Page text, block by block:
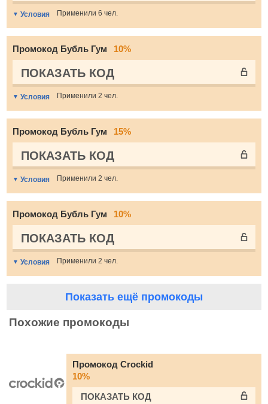
Условия Применили 6 чел.
Промокод Бубль Гум 10%
ПОКАЗАТЬ КОД
Условия Применили 2 чел.
Промокод Бубль Гум 15%
ПОКАЗАТЬ КОД
Условия Применили 2 чел.
Промокод Бубль Гум 10%
ПОКАЗАТЬ КОД
Условия Применили 2 чел.
Показать ещё промокоды
Похожие промокоды
Промокод Crockid
10%
ПОКАЗАТЬ КОД